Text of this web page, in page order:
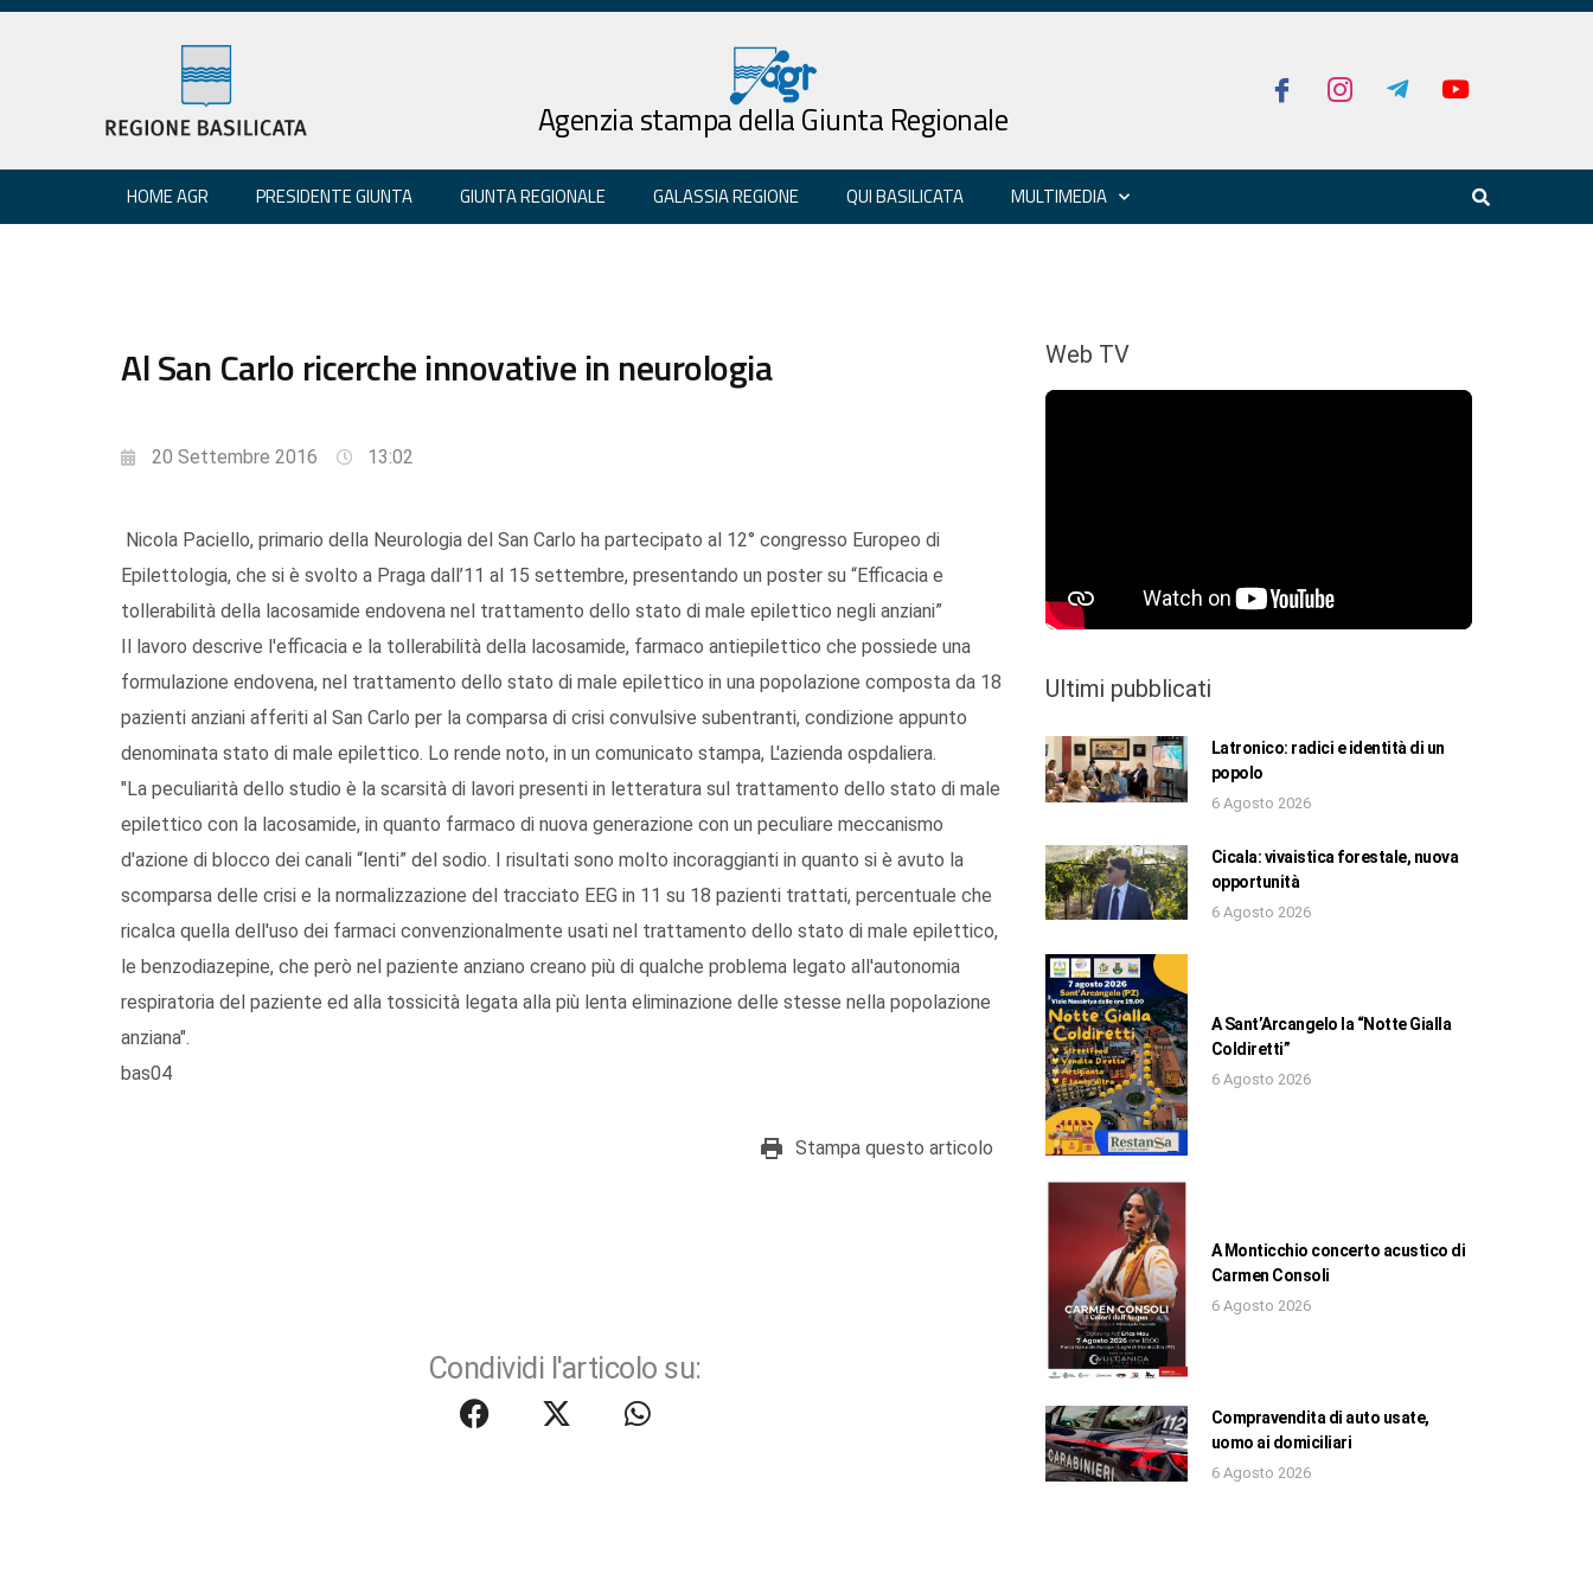
Agenzia stampa della Giunta Regionale
HOME AGR PRESIDENTE GIUNTA GIUNTA REGIONALE GALASSIA REGIONE QUI BASILICATA MULTIMEDIA
Al San Carlo ricerche innovative in neurologia
20 Settembre 2016 13:02
Nicola Paciello, primario della Neurologia del San Carlo ha partecipato al 12° congresso Europeo di
Epilettologia, che si è svolto a Praga dall’11 al 15 settembre, presentando un poster su “Efficacia e
tollerabilità della lacosamide endovena nel trattamento dello stato di male epilettico negli anziani”
Il lavoro descrive l'efficacia e la tollerabilità della lacosamide, farmaco antiepilettico che possiede una
formulazione endovena, nel trattamento dello stato di male epilettico in una popolazione composta da 18
pazienti anziani afferiti al San Carlo per la comparsa di crisi convulsive subentranti, condizione appunto
denominata stato di male epilettico. Lo rende noto, in un comunicato stampa, L'azienda ospdaliera.
"La peculiarità dello studio è la scarsità di lavori presenti in letteratura sul trattamento dello stato di male
epilettico con la lacosamide, in quanto farmaco di nuova generazione con un peculiare meccanismo
d'azione di blocco dei canali “lenti” del sodio. I risultati sono molto incoraggianti in quanto si è avuto la
scomparsa delle crisi e la normalizzazione del tracciato EEG in 11 su 18 pazienti trattati, percentuale che
ricalca quella dell'uso dei farmaci convenzionalmente usati nel trattamento dello stato di male epilettico,
le benzodiazepine, che però nel paziente anziano creano più di qualche problema legato all'autonomia
respiratoria del paziente ed alla tossicità legata alla più lenta eliminazione delle stesse nella popolazione
anziana".
bas04
Stampa questo articolo
Condividi l'articolo su:
Web TV
Ultimi pubblicati
Latronico: radici e identità di un
popolo
6 Agosto 2026
Cicala: vivaistica forestale, nuova
opportunità
6 Agosto 2026
A Sant’Arcangelo la “Notte Gialla
Coldiretti”
6 Agosto 2026
A Monticchio concerto acustico di
Carmen Consoli
6 Agosto 2026
Compravendita di auto usate,
uomo ai domiciliari
6 Agosto 2026